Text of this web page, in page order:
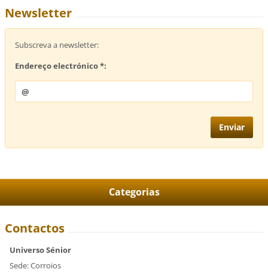
Newsletter
Subscreva a newsletter:
Endereço electrónico *:
Categorias
Contactos
Universo Sénior
Sede: Corroios